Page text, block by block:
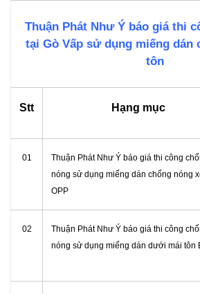
Thuận Phát Như Ý báo giá thi
tại Gò Vấp sử dụng miếng dán
tôn
Stt Hạng mục
01
Thuận Phát Như Ý báo giá thi công
nóng sử dụng miếng dán chống nóng
OPP
02
Thuận Phát Như Ý báo giá thi công
nóng sử dụng miếng dán dưới mái tôn